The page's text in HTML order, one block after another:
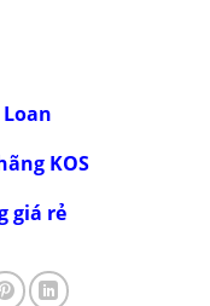
KOS
giá rẻ